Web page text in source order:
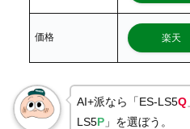
価格 楽天
AI+派なら「ES-LS5Q
LS5P 」を選ぼう。